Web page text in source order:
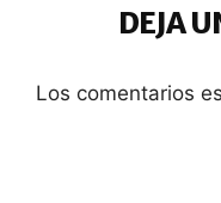
DEJA
Los comentarios